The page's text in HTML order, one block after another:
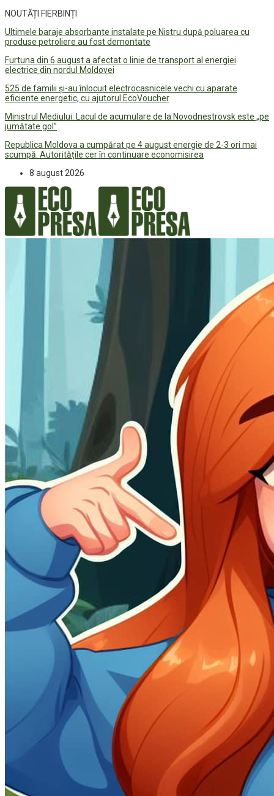
NOUTĂȚI FIERBINȚI
Ultimele baraje absorbante instalate pe Nistru după poluarea cu
produse petroliere au fost demontate
Furtuna din 6 august a afectat o linie de transport al energiei
electrice din nordul Moldovei
525 de familii și-au înlocuit electrocasnicele vechi cu aparate
eficiente energetic, cu ajutorul EcoVoucher
Ministrul Mediului: Lacul de acumulare de la Novodnestrovsk este „pe
jumătate gol”
Republica Moldova a cumpărat pe 4 august energie de 2-3 ori mai
scumpă. Autoritățile cer în continuare economisirea
8 august 2026